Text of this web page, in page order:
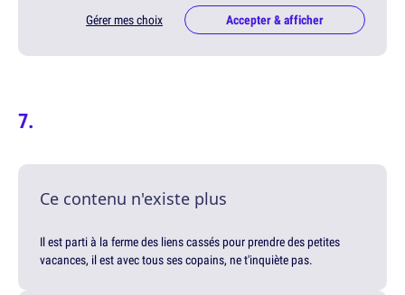
Gérer mes choix Accepter & afficher
Ce contenu n'existe plus
Il est parti à la ferme des liens cassés pour prendre des petites
vacances, il est avec tous ses copains, ne t'inquiète pas.